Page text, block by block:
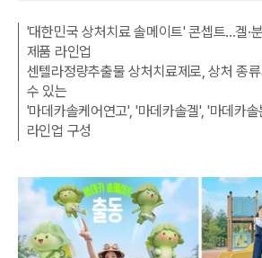
'대한민국 상처치료 솔메이트' 콘셉트...겔·
제품 라인업
센텔라정량추출물 상처치료제로, 상처 종
수 있는
'마데카솔케어연고', '마데카솔겔', '마데카
라인업 구성